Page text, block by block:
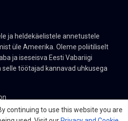
ja heldekäelistele annetustele
üle Ameerika. Oleme poliitiliselt
ja iseseisva Eesti Vabariigi
töötajad kannavad uhkusega
continuing to use this website you are